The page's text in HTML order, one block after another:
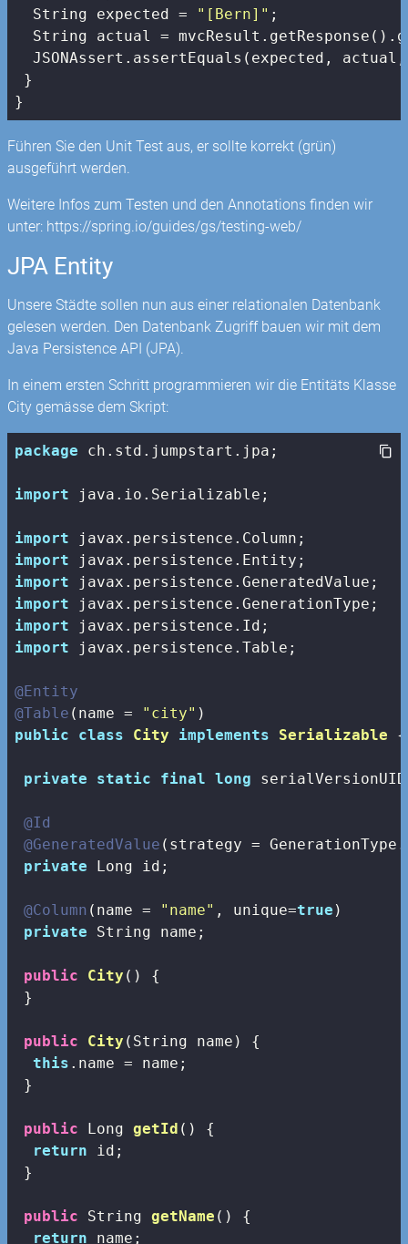
  String expected =
"[Bern]" ;
String actual =
JSONAssert.assertEquals(expected,
}
}
Führen Sie den Unit Test aus, er sollte korrekt (grün)
ausgeführt werden.
Weitere Infos zum Testen und den Annotations finden wir
unter: https://spring.io/guides/gs/testing-web/
JPA Entity
Unsere Städte sollen nun aus einer relationalen Datenbank
gelesen werden. Den Datenbank Zugriff bauen wir mit dem
Java Persistence API (JPA).
In einem ersten Schritt programmieren wir die Entitäts Klasse
City gemässe dem Skript:
package ch.std.jumpstart.jpa;
import java.io.Serializable;
import
import
import
import
import
import javax.persistence.Table;
@Entity
@Table (name = "city"
public
class City implements Serializable {
private static final long
@Id
@GeneratedValue (strategy =
private Long id;
@Column (name = "name" , unique=true )
private String name;
public City ()
{
}
public City (String name)
{
this .name = name;
}
public Long getId ()
{
return id;
}
public String getName ()
{
return name;